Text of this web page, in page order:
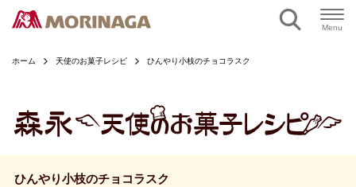
Menu
ホーム 天使のお菓子レシピ ひんやり小枝のチョコラスク
ひんやり小枝のチョコラスク